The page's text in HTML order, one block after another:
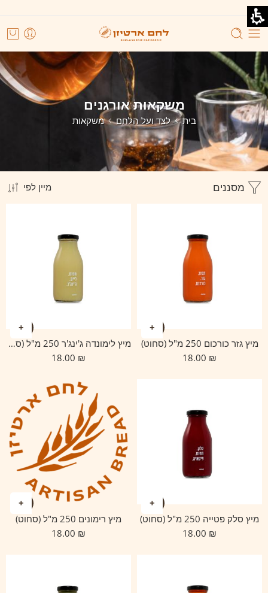
משקאות אורגנים
בית לצד ועל הלחם משקאות
מסננים מיין לפי
מיץ גזר כורכום 250 מ"ל (סחוט)
₪
מיץ לימונדה ג'ינג'ר 250 מ"ל (סחוט)
₪
מיץ סלק פטייה 250 מ"ל (סחוט)
₪
מיץ רימונים 250 מ"ל (סחוט)
₪